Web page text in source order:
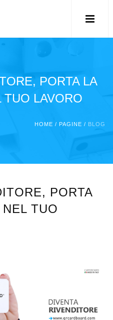
PORTA LA
LAVORO
HOME / PAGINE / BLOG
PORTA
TUO